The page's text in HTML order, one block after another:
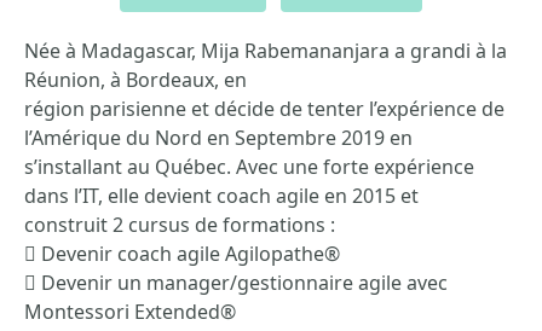
Née à Madagascar, Mija Rabemananjara a grandi à la
Réunion, à Bordeaux, en
région parisienne et décide de tenter l’expérience de
l’Amérique du Nord en Septembre 2019 en
s’installant au Québec. Avec une forte expérience
dans l’IT, elle devient coach agile en 2015 et
construit 2 cursus de formations :
 Devenir coach agile Agilopathe®
 Devenir un manager/gestionnaire agile avec
Montessori Extended®